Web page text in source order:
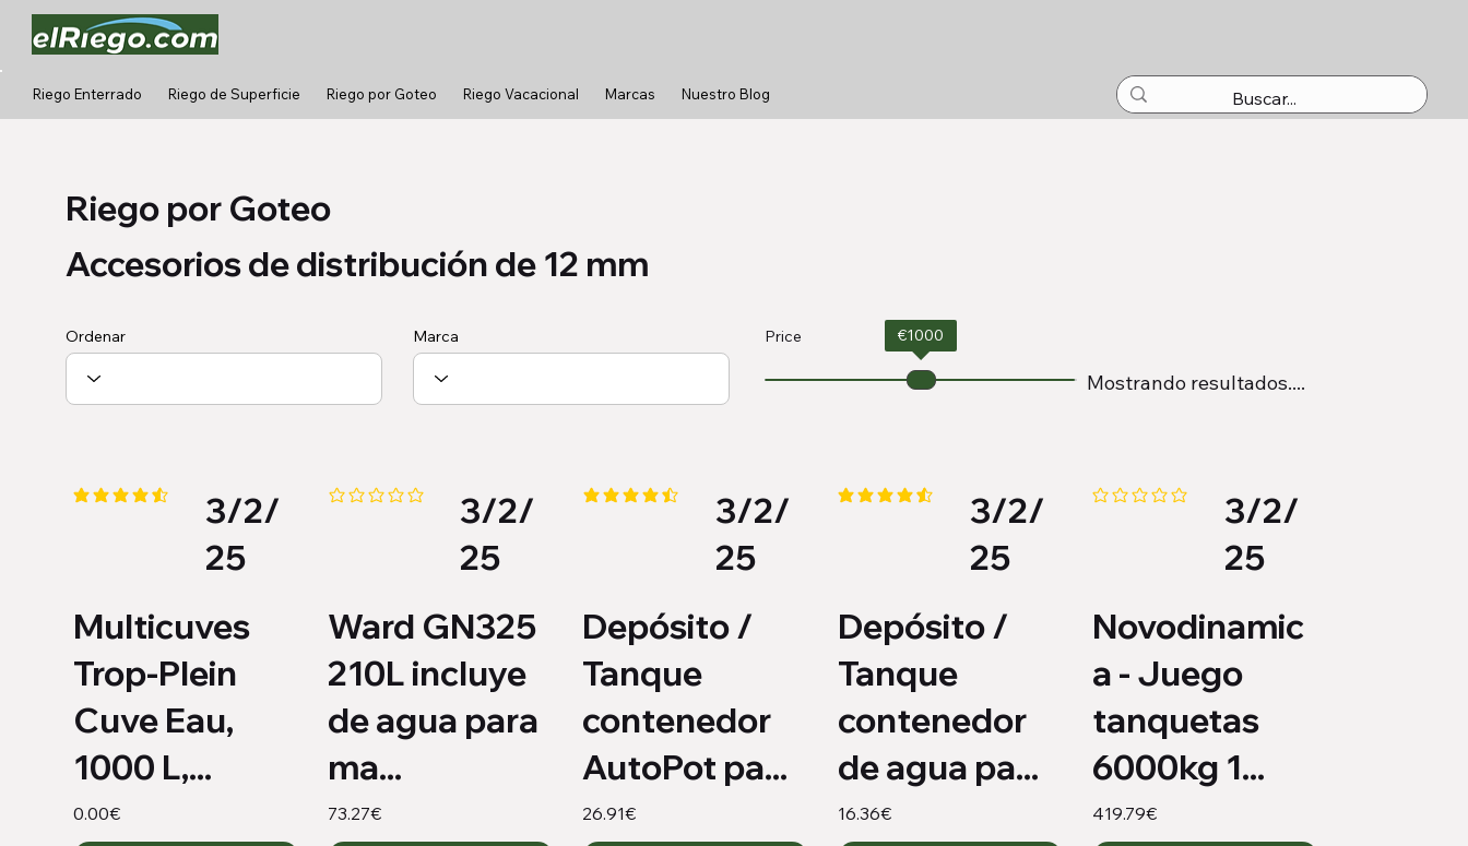
Riego Enterrado Riego de Superficie Riego por Goteo Riego Vacacional Marcas Nuestro Blog
Riego por Goteo
Accesorios de distribución de 12 mm
Ordenar Marca Price €1000
Mostrando resultados....
la calificación promedio es 4.4 de 5
3/2/
25
Multicuves
Trop-Plein
Cuve Eau,
1000 L,...
0.00€
Aún no hay calificaciones
3/2/
25
Ward GN325
210L incluye
de agua para
ma...
73.27€
la calificación promedio es 4.4 de 5
3/2/
25
Depósito /
Tanque
contenedor
AutoPot pa...
26.91€
la calificación promedio es 4.6 de 5
3/2/
25
Depósito /
Tanque
contenedor
de agua pa...
16.36€
Aún no hay calificaciones
3/2/
25
Novodinamic
a - Juego
tanquetas
6000kg 1...
419.79€